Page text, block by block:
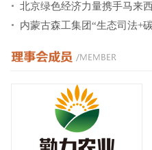
北京绿色经济力量携手马来
内蒙古森工集团“生态司法+